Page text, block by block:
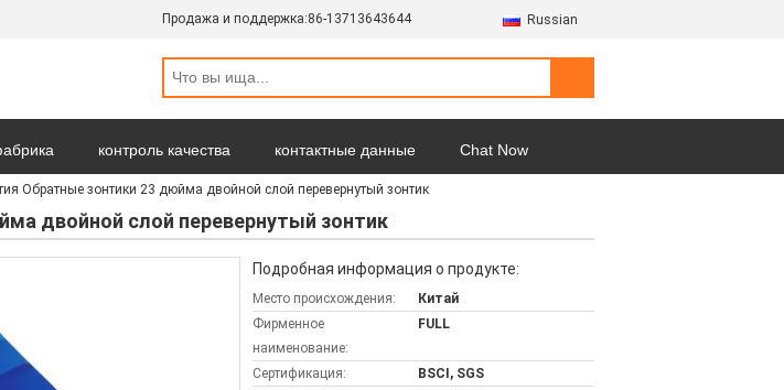
Продажа и поддержка:86-13713643644 Russian
контроль качества контактные данные Chat Now
политика конфиденциальности Все случаи
Обратные зонтики 23 дюйма двойной слой перевернутый зонтик
двойной слой перевернутый зонтик
Подробная информация о продукте:
Место происхождения:
Китай
Фирменное
наименование:
FULL
Сертификация:
BSCI, SGS